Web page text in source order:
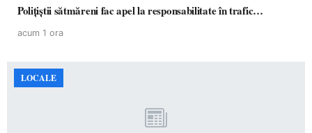
Polițiștii sătmăreni fac apel la responsabilitate în trafic…
acum 1 ora
LOCALE